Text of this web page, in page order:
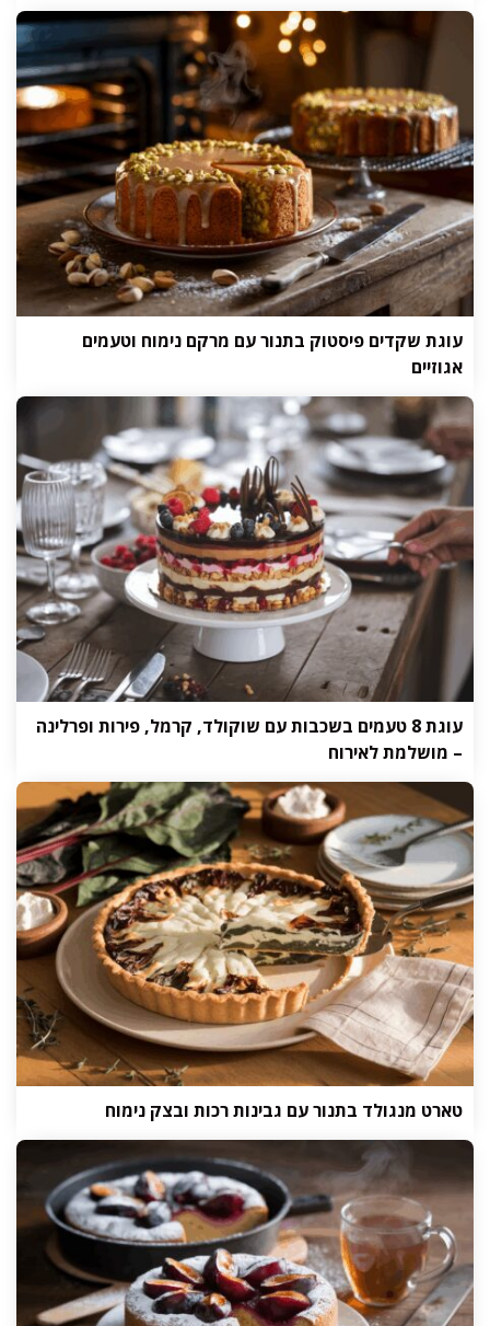
עוגת שקדים פיסטוק בתנור עם מרקם נימוח וטעמים
אגוזיים
עוגת 8 טעמים בשכבות עם שוקולד, קרמל, פירות ופרלינה
– מושלמת לאירוח
טארט מנגולד בתנור עם גבינות רכות ובצק נימוח